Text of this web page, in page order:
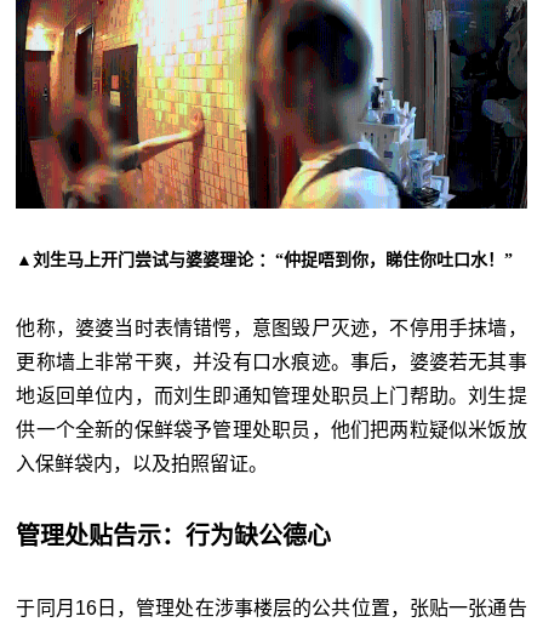
▲刘生马上开门尝试与婆婆理论 ：“仲捉唔到你，睇住你吐口水！”
他称，婆婆当时表情错愕，意图毁尸灭迹，不停用手抹墙，
更称墙上非常干爽，并没有口水痕迹。事后，婆婆若无其事
地返回单位内，而刘生即通知管理处职员上门帮助。刘生提
供一个全新的保鲜袋予管理处职员，他们把两粒疑似米饭放
入保鲜袋内，以及拍照留证。
管理处贴告示：行为缺公德心
于同月16日，管理处在涉事楼层的公共位置，张贴一张通告